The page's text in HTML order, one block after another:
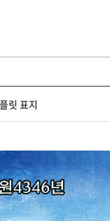
릿 표지